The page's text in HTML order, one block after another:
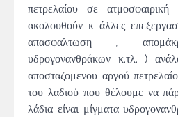
πετρελαίου σε
ακολουθούν κ άλλες
απασφαλτωση ,
υδρογονανθράκων κ.τλ. )
αποσταζομενου αργού
του λαδιού που θέλουμε να
λάδια είναι μίγματα